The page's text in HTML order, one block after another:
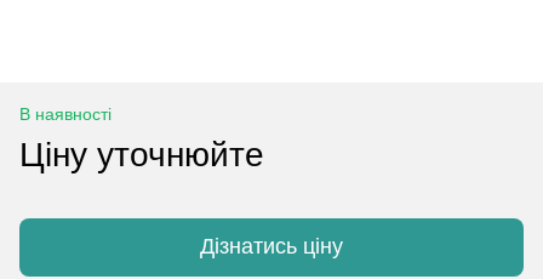
В наявності
Ціну уточнюйте
Дізнатись ціну